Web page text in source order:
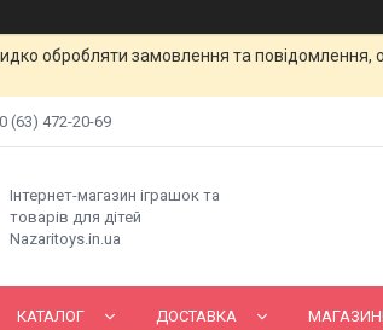
обробляти замовлення та повідомлення,
(63) 472-20-69
Інтернет-магазин іграшок та
товарів для дітей
Nazaritoys.in.ua
КАТАЛОГ ДОСТАВКА